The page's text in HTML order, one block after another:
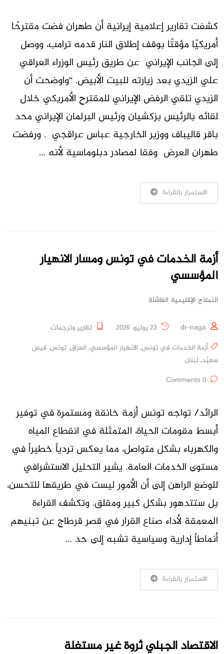
كشفت تقارير إعلامية إيرانية أن طهران فضت مقترحًا
أمريكيًا مؤقتًا بوقف إطلاق النار قدمه ترامب، ووصل
إلى الجانب الإيراني عن طريق رئيس الوزراء العراقي
علي الزيدي بعد زيارته للبيت الأبيض. “واوضحت أن
الزيدي تلقي الرفض الإيراني للمقترح الأمريكي خلال
لقائه بالرئيس بزكشيان ورئيس البرلمان الإيراني محد
باقر قاليباف ووزير الخارجية عباس عراقجي . ورفضت
طهران العرض وفقا لمصادر دبلوماسية لأنه …
الاستمرار بالقراءة
أزمة الخدمات في تونس ومسار الانهيار
المؤسسي
النماذج الإقليمية الفاشلة
dr-naga
تقارير وترجمات
أزمة الخدمات في تونس, الانهيار المؤسسي, العراق, تونس, قيس
سعيّد, لبنان
الرائد/ تواجه تونس أزمة خانقة ومستمرة في توفير
أبسط مقومات الحياة، المتمثلة في انقطاع المياه
والكهرباء بشكل متواصل، مما يعكس تردياً خطيراً في
مستوى الخدمات العامة. يشير التحليل الاستشرافي
للوضع الراهن إلى أن الأمور ليست في طريقها للتحسن،
بل ستتدهور بشكل كبير ومقلق. وتكشف القراءة
المعمقة لأداء صناع القرار في قصر قرطاج عن تبنيهم
أنماطاً إدارية وسياسية تشبه إلى حد …
الاستمرار بالقراءة
الاقتصاد الجبلي ثروة غير مستغلة